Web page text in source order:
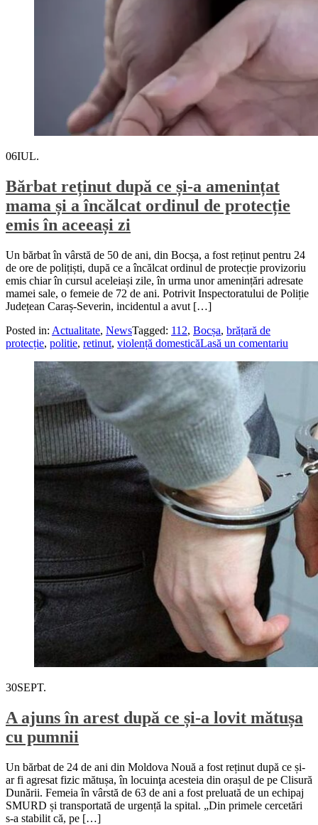
06IUL.
Bărbat reținut după ce și-a amenințat
mama și a încălcat ordinul de protecție
emis în aceeași zi
Un bărbat în vârstă de 50 de ani, din Bocșa, a fost reținut pentru 24
de ore de polițiști, după ce a încălcat ordinul de protecție provizoriu
emis chiar în cursul aceleiași zile, în urma unor amenințări adresate
mamei sale, o femeie de 72 de ani. Potrivit Inspectoratului de Poliție
Județean Caraș-Severin, incidentul a avut […]
Posted in: Actualitate, NewsTagged: 112, Bocșa, brățară de
protecție, politie, retinut, violență domesticăLasă un comentariu
30SEPT.
A ajuns în arest după ce și-a lovit mătușa
cu pumnii
Un bărbat de 24 de ani din Moldova Nouă a fost reținut după ce și-
ar fi agresat fizic mătușa, în locuinţa acesteia din orașul de pe Clisură
Dunării. Femeia în vârstă de 63 de ani a fost preluată de un echipaj
SMURD și transportată de urgență la spital. „Din primele cercetări
s-a stabilit că, pe […]